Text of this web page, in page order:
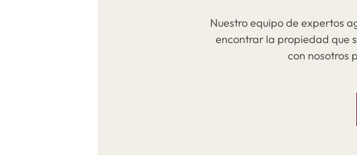
Nuestro equipo de expertos
encontrar la propiedad que
con nosotros